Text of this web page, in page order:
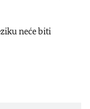
neće biti